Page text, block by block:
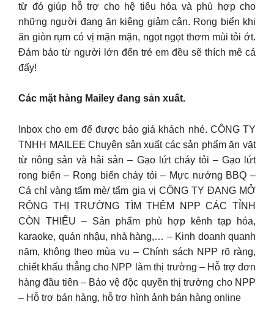
từ đó giúp hỗ trợ cho hệ tiêu hóa và phù hợp cho
những người đang ăn kiêng giảm cân. Rong biển khi
ăn giòn rụm có vị mặn mặn, ngọt ngọt thơm mùi tỏi ớt.
Đảm bảo từ người lớn đến trẻ em đều sẽ thích mê cả
đấy!
Các mặt hàng Mailey đang sản xuất.
Inbox cho em để được báo giá khách nhé. CÔNG TY
TNHH MAILEE Chuyên sản xuất các sản phẩm ăn vặt
từ nông sản và hải sản – Gạo lứt cháy tỏi – Gạo lứt
rong biển – Rong biển cháy tỏi – Mực nướng BBQ –
Cá chỉ vàng tẩm mè/ tẩm gia vị CÔNG TY ĐANG MỞ
RỘNG THỊ TRƯỜNG TÌM THÊM NPP CÁC TỈNH
CÒN THIẾU – Sản phẩm phù hợp kênh tạp hóa,
karaoke, quán nhậu, nhà hàng,… – Kinh doanh quanh
năm, không theo mùa vụ – Chính sách NPP rõ ràng,
chiết khấu thẳng cho NPP làm thị trường – Hỗ trợ đơn
hàng đầu tiên – Bảo vệ độc quyền thị trường cho NPP
– Hỗ trợ bán hàng, hỗ trợ hình ảnh bán hàng online